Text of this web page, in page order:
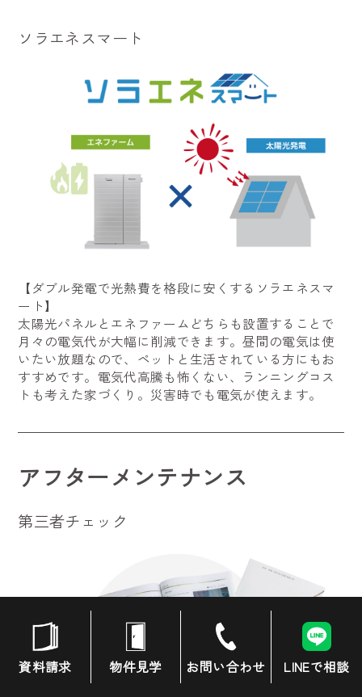
資料請求 物件見学 お問い合わせ LINEで相談
ソラエネスマート
【ダブル発電で光熱費を格段に安くするソラエネスマ
ート】
太陽光パネルとエネファームどちらも設置することで
月々の電気代が大幅に削減できます。昼間の電気は使
いたい放題なので、ペットと生活されている方にもお
すすめです。電気代高騰も怖くない、ランニングコス
トも考えた家づくり。災害時でも電気が使えます。
アフターメンテナンス
第三者チェック